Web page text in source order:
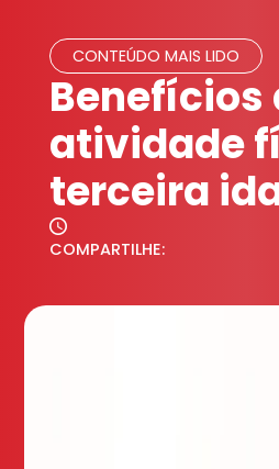
CONTEÚDO MAIS LIDO
Benefícios
atividade
terceira
COMPARTILHE: